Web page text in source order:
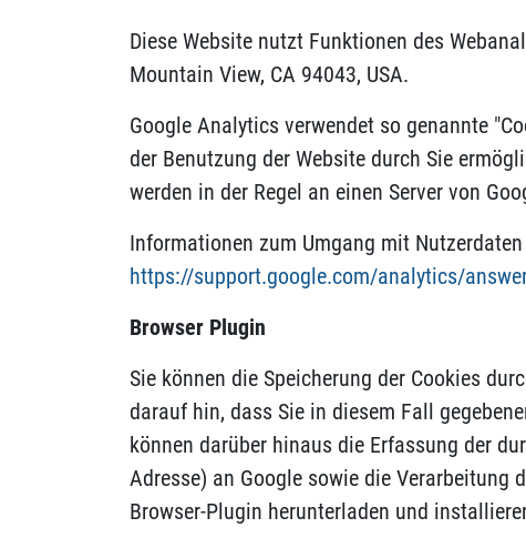
Diese Website nutzt Funktionen des
Mountain View, CA 94043, USA.
Google Analytics verwendet so genannte
der Benutzung der Website durch Sie
werden in der Regel an einen Server von
Informationen zum Umgang mit
https://support.google.com/analytics/
Browser Plugin
Sie können die Speicherung der Cookies
darauf hin, dass Sie in diesem Fall
können darüber hinaus die Erfassung der
Adresse) an Google sowie die Verarbeitung
Browser-Plugin herunterladen und